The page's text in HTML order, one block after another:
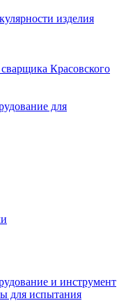
изделия
Красовского
для
и инструмент
для испытания